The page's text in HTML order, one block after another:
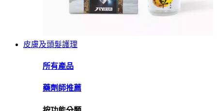
皮膚及頭髮護理
所有產品
藥劑師推薦